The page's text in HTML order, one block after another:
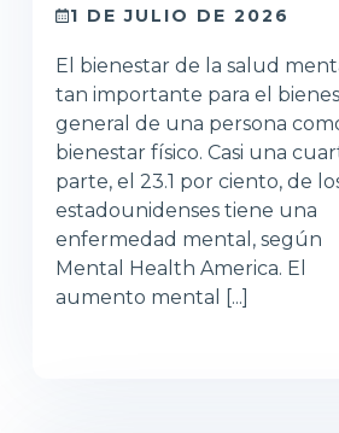
1 DE JULIO DE 2026
El bienestar de la salud
tan importante para el
general de una persona
bienestar físico. Casi una
parte, el 23.1 por ciento, de
estadounidenses tiene una
enfermedad mental, según
Mental Health America. El
aumento mental [...]